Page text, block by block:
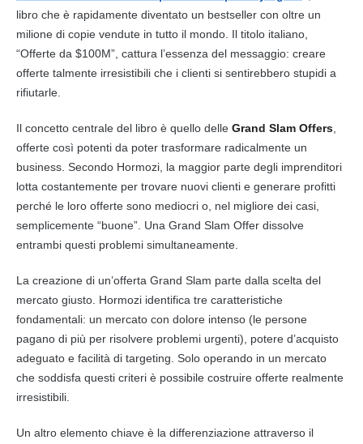
libro che è rapidamente diventato un bestseller con oltre un
milione di copie vendute in tutto il mondo. Il titolo italiano,
“Offerte da $100M”, cattura l’essenza del messaggio: creare
offerte talmente irresistibili che i clienti si sentirebbero stupidi a
rifiutarle.
Il concetto centrale del libro è quello delle Grand Slam Offers
offerte così potenti da poter trasformare radicalmente un
business. Secondo Hormozi, la maggior parte degli imprenditori
lotta costantemente per trovare nuovi clienti e generare profitti
perché le loro offerte sono mediocri o, nel migliore dei casi,
semplicemente “buone”. Una Grand Slam Offer dissolve
entrambi questi problemi simultaneamente.
La creazione di un’offerta Grand Slam parte dalla scelta del
mercato giusto. Hormozi identifica tre caratteristiche
fondamentali: un mercato con dolore intenso (le persone
pagano di più per risolvere problemi urgenti), potere d’acquisto
adeguato e facilità di targeting. Solo operando in un mercato
che soddisfa questi criteri è possibile costruire offerte realmente
irresistibili.
Un altro elemento chiave è la differenziazione attraverso il